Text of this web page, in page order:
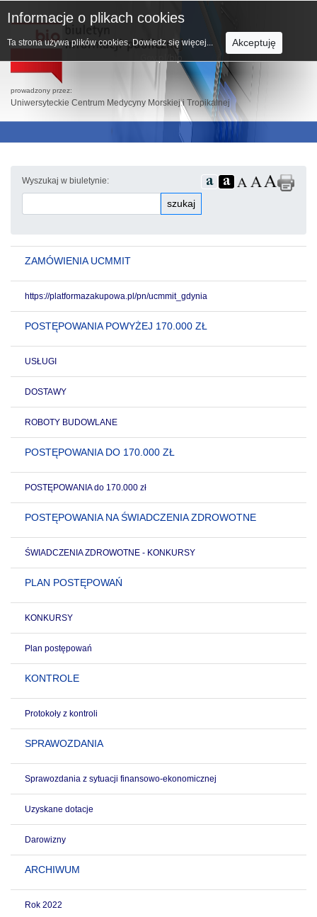
prowadzony przez:
Uniwersyteckie Centrum Medycyny Morskiej i Tropikalnej
Wyszukaj w biuletynie:
szukaj
ZAMÓWIENIA UCMMIT
https://platformazakupowa.pl/pn/ucmmit_gdynia
POSTĘPOWANIA POWYŻEJ 170.000 ZŁ
USŁUGI
DOSTAWY
ROBOTY BUDOWLANE
POSTĘPOWANIA DO 170.000 ZŁ
POSTĘPOWANIA do 170.000 zł
POSTĘPOWANIA NA ŚWIADCZENIA ZDROWOTNE
ŚWIADCZENIA ZDROWOTNE - KONKURSY
PLAN POSTĘPOWAŃ
KONKURSY
Plan postępowań
KONTROLE
Protokoły z kontroli
SPRAWOZDANIA
Sprawozdania z sytuacji finansowo-ekonomicznej
Uzyskane dotacje
Darowizny
ARCHIWUM
Rok 2022
Informacje o plikach cookies
Ta strona używa plików cookies. Dowiedz się więcej... Akceptuję